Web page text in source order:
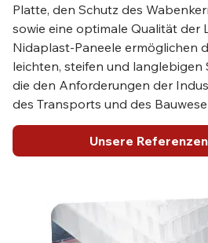
Platte, den Schutz des
sowie eine optimale Qualität der
Nidaplast-Paneele ermöglichen
leichten, steifen und langlebigen
die den Anforderungen der
des Transports und des
Unsere